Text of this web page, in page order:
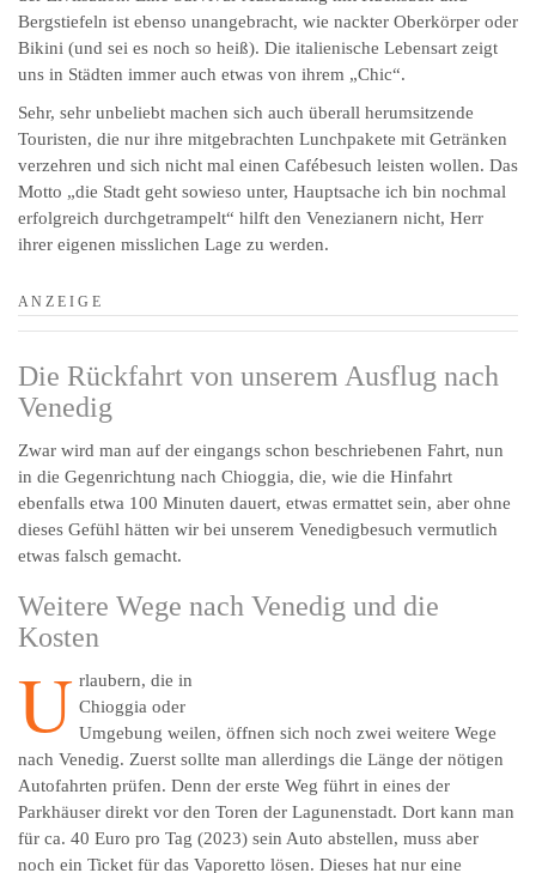
Bergstiefeln ist ebenso unangebracht, wie nackter Oberkörper oder
Bikini (und sei es noch so heiß). Die italienische Lebensart zeigt
uns in Städten immer auch etwas von ihrem „Chic“.
Sehr, sehr unbeliebt machen sich auch überall herumsitzende
Touristen, die nur ihre mitgebrachten Lunchpakete mit Getränken
verzehren und sich nicht mal einen Cafébesuch leisten wollen. Das
Motto „die Stadt geht sowieso unter, Hauptsache ich bin nochmal
erfolgreich durchgetrampelt“ hilft den Venezianern nicht, Herr
ihrer eigenen misslichen Lage zu werden.
A N Z E I G E
Die Rückfahrt von unserem Ausflug nach
Venedig
Zwar wird man auf der eingangs schon beschriebenen Fahrt, nun
in die Gegenrichtung nach Chioggia, die, wie die Hinfahrt
ebenfalls etwa 100 Minuten dauert, etwas ermattet sein, aber ohne
dieses Gefühl hätten wir bei unserem Venedigbesuch vermutlich
etwas falsch gemacht.
Weitere Wege nach Venedig und die
Kosten
U rlaubern, die in
Chioggia oder
Umgebung weilen, öffnen sich noch zwei weitere Wege
nach Venedig. Zuerst sollte man allerdings die Länge der nötigen
Autofahrten prüfen. Denn der erste Weg führt in eines der
Parkhäuser direkt vor den Toren der Lagunenstadt. Dort kann man
für ca. 40 Euro pro Tag (2023) sein Auto abstellen, muss aber
noch ein Ticket für das Vaporetto lösen. Dieses hat nur eine